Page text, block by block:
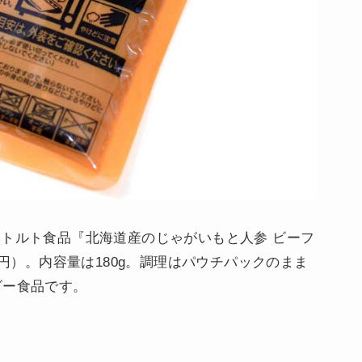
ルト食品『北海道産のじゃがいもと人参 ビーフ
）。内容量は180g。調理はパウチパックのまま
食品です。